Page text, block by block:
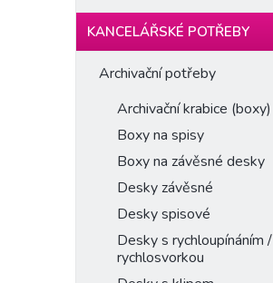
KANCELÁŘSKÉ POTŘEBY
Archivační potřeby
Archivační krabice (boxy)
Boxy na spisy
Boxy na závěsné desky
Desky závěsné
Desky spisové
Desky s rychloupínáním /
rychlosvorkou